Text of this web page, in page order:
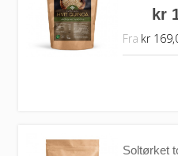
kr
Fra kr
Soltørket